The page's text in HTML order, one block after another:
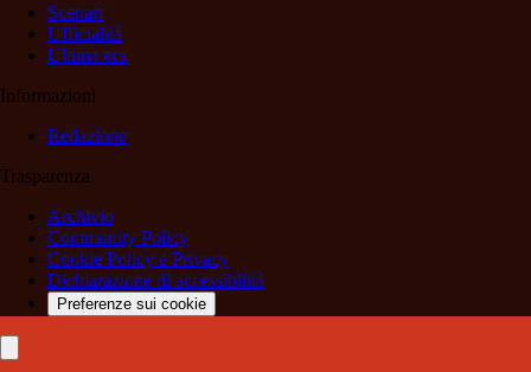
Scenari
Ufficialità
Ultima ora
Informazioni
Redazione
Trasparenza
Archivio
Community Policy
Cookie Policy e Privacy
Dichiarazione di accessibilità
Preferenze sui cookie